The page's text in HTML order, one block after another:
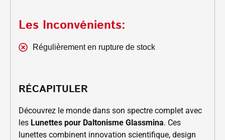
Les Inconvénients:
Régulièrement en rupture de stock
RÉCAPITULER
Découvrez le monde dans son spectre complet avec
les Lunettes pour Daltonisme Glassmina. Ces
lunettes combinent innovation scientifique, design